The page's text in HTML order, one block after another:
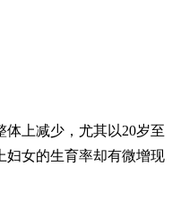
体上减少，尤其以20岁至
妇女的生育率却有微增现